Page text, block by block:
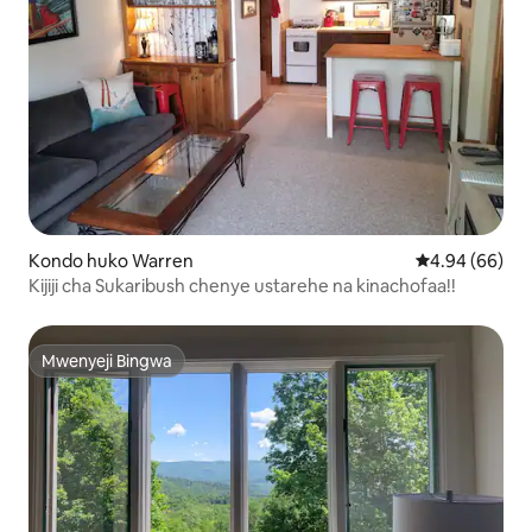
Kondo huko Warren Ukadiriaji wa
4.94 (66)
Kijiji cha Sukaribush chenye ustarehe na kinachofaa!!
Mwenyeji Bingwa
Mwenyeji Bingwa